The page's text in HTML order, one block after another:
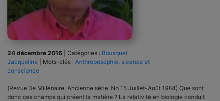
24 décembre 2016 Catégories : Bousquet
Jacqueline
Mots-clés : Anthroposophie sicence et
conscience
(Revue 3e Millénaire. Ancienne série. No 15 Juillet-Août 1984) Que sont
donc ces champs qui créent la matière ? La relativité en biologie conduit